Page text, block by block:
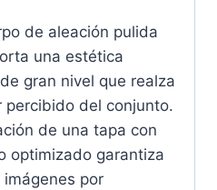
de aleación pulida
una estética
gran nivel que realza
percibido del conjunto.
de una tapa con
optimizado garantiza
por